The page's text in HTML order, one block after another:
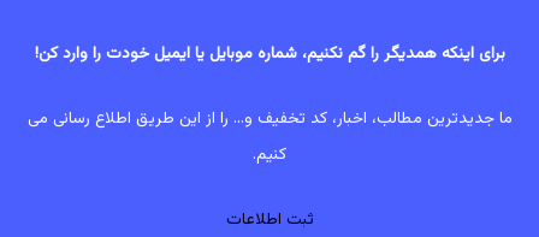
برای اینکه همدیگر را گم نکنیم، شماره موبایل یا ایمیل خودت را وارد کن!
ما جدیدترین مطالب، اخبار، کد تخفیف و... را از این طریق اطلاع رسانی می
کنیم.
ثبت اطلاعات